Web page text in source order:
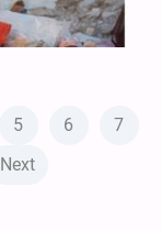
5 6
7
Next